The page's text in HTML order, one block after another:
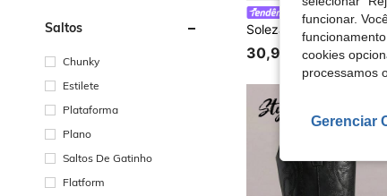
Saltos
Chunky
Estilete
Plataforma
Plano
Saltos De Gatinho
Flatform
Solezae
30,98€
funcionar.
cookies
processamos
Gerenciar